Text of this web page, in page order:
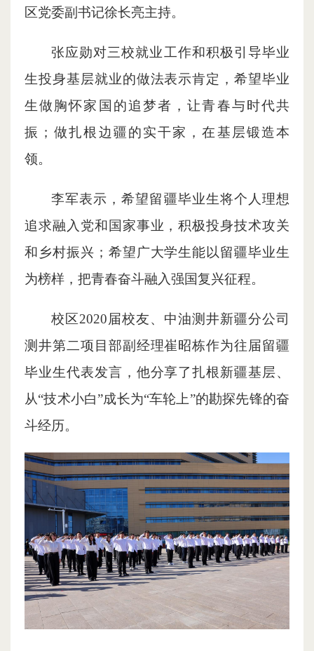
区党委副书记徐长亮主持。
张应勋对三校就业工作和积极引导毕业
生投身基层就业的做法表示肯定，希望毕业
生做胸怀家国的追梦者，让青春与时代共
振；做扎根边疆的实干家，在基层锻造本
领。
李军表示，希望留疆毕业生将个人理想
追求融入党和国家事业，积极投身技术攻关
和乡村振兴；希望广大学生能以留疆毕业生
为榜样，把青春奋斗融入强国复兴征程。
校区2020届校友、中油测井新疆分公司
测井第二项目部副经理崔昭栋作为往届留疆
毕业生代表发言，他分享了扎根新疆基层、
从“技术小白”成长为“车轮上”的勘探先锋的奋
斗经历。